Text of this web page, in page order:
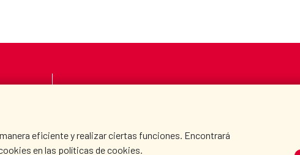
eficiente y realizar ciertas funciones. Encontrará
en las políticas de cookies.
SALA DE PRENSA CULTURA Y CIENCIA